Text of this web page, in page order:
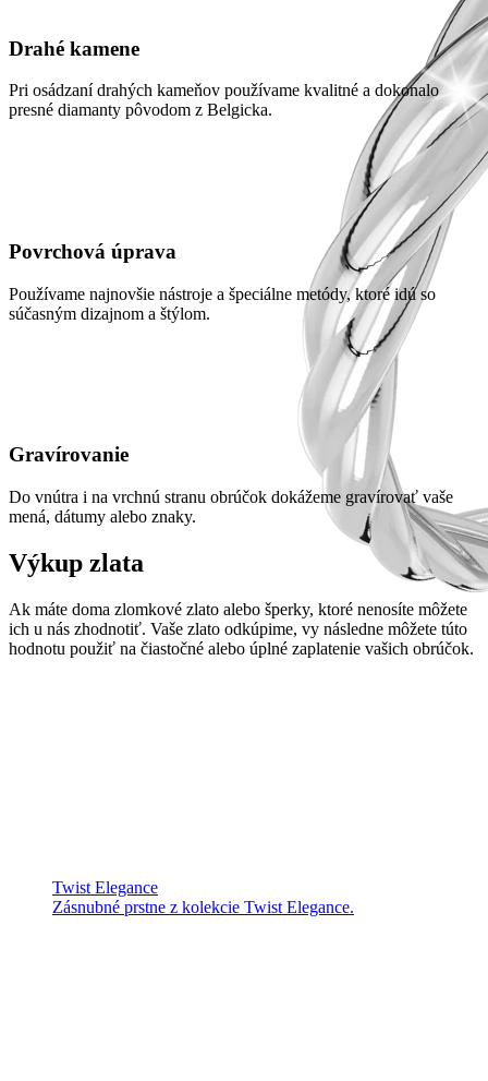
Twist Elegance
Zásnubné prstne z kolekcie Twist Elegance.
Drahé kamene
Pri osádzaní drahých kameňov používame kvalitné a dokonalo
presné diamanty pôvodom z Belgicka.
Povrchová úprava
Používame najnovšie nástroje a špeciálne metódy, ktoré idú so
súčasným dizajnom a štýlom.
Gravírovanie
Do vnútra i na vrchnú stranu obrúčok dokážeme gravírovať vaše
mená, dátumy alebo znaky.
Výkup zlata
Ak máte doma zlomkové zlato alebo šperky, ktoré nenosíte môžete
ich u nás zhodnotiť. Vaše zlato odkúpime, vy následne môžete túto
hodnotu použiť na čiastočné alebo úplné zaplatenie vašich obrúčok.